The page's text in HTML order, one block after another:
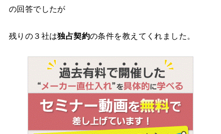
の回答でしたが
残りの３社は独占契約の条件を教えてくれました。